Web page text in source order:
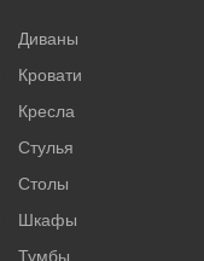
Диваны
Кровати
Кресла
Стулья
Столы
Шкафы
Тумбы